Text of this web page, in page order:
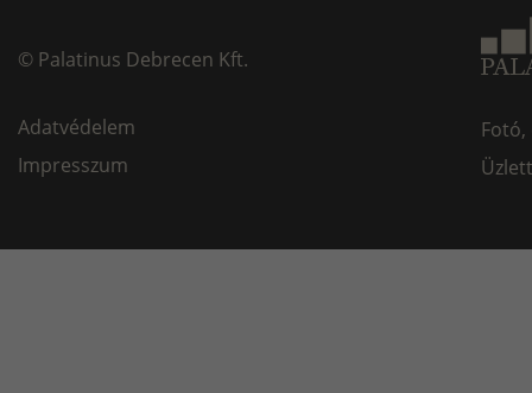
© Palatinus Debrecen Kft.
Adatvédelem
Impresszum
Fotó,